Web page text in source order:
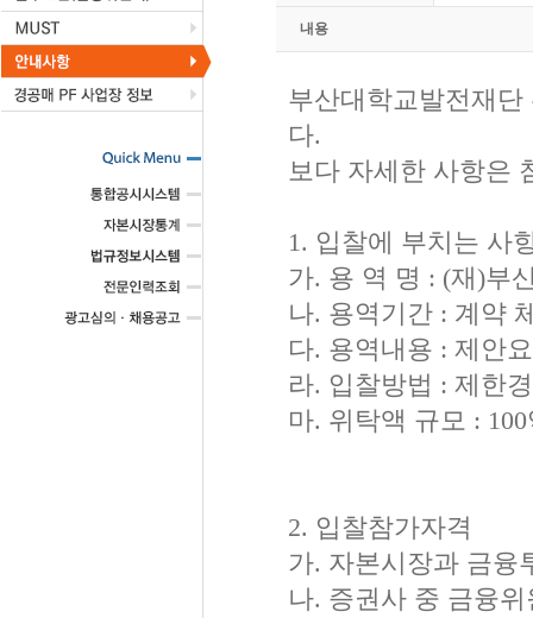
내용
부산대학교발전재
다.
보다 자세한 사항은
1. 입찰에 부치는 사
가. 용 역 명 : (재)부
나. 용역기간 : 계약
다. 용역내용 : 제안
라. 입찰방법 : 제한
마. 위탁액 규모 :
2. 입찰참가자격
가. 자본시장과 금융
나. 증권사 중 금융